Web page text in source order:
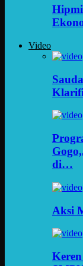
Video
di…
Aksi